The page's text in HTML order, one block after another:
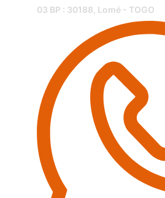
03 BP : 30188, Lomé - TOGO